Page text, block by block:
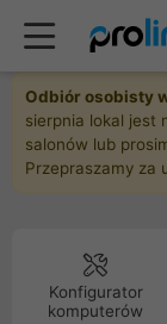
Odbiór osobisty
sierpnia lokal jest
salonów lub
Przepraszamy za
Konfigurator
komputerów